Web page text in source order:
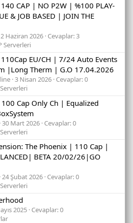
140 CAP | NO P2W | %100 PLAY-
& JOB BASED | JOIN THE
2 Haziran 2026 Cevaplar: 3
Serverleri
EU/CH | 7/24 Auto Events
|Long Therm | G.O 17.04.2026
3 Nisan 2026 Cevaplar: 0
Cap Only Ch | Equalized
30 Mart 2026 Cevaplar: 0
The Phoenix | 110 Cap |
BETA 20/02/26|GO
24 Şubat 2026 Cevaplar: 0
2025 Cevaplar: 0